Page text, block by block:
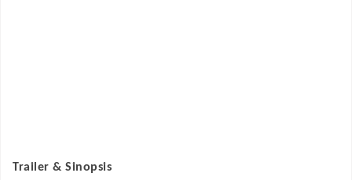
Trailer & Sinopsis